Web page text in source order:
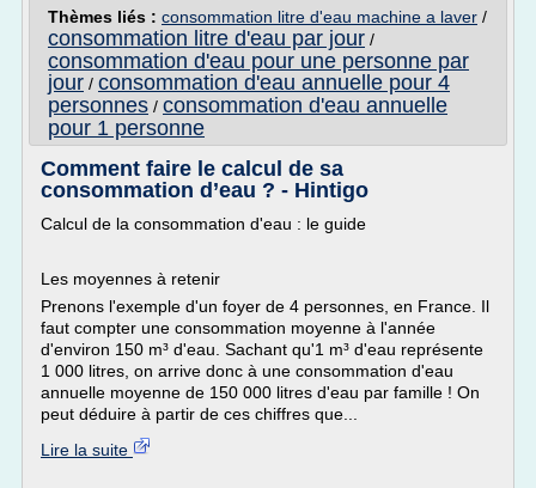
Thèmes liés : consommation litre d'eau machine a laver /
consommation litre d'eau par jour /
consommation d'eau pour une personne par
jour / consommation d'eau annuelle pour 4
personnes / consommation d'eau annuelle
pour 1 personne
Comment faire le calcul de sa
consommation d’eau ? - Hintigo
Calcul de la consommation d'eau : le guide
Les moyennes à retenir
Prenons l'exemple d'un foyer de 4 personnes, en France. Il
faut compter une consommation moyenne à l'année
d'environ 150 m³ d'eau. Sachant qu'1 m³ d'eau représente
1 000 litres, on arrive donc à une consommation d'eau
annuelle moyenne de 150 000 litres d'eau par famille ! On
peut déduire à partir de ces chiffres que...
Lire la suite